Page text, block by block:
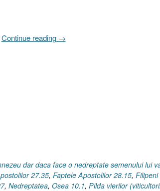
Continue reading „Harul,
12”
→
dar daca face o nedreptate semenului lui
27.35, Faptele Apostolilor 28.15, Filipeni
, Nedreptatea, Osea 10.1, Pilda vierilor